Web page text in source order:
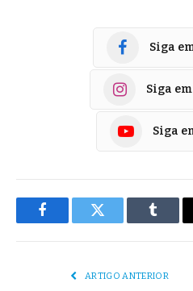
Siga
Siga
Siga
FacebookTwitter
ARTIGO ANTERIOR